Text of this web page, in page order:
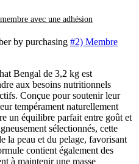
avec une adhésion
by purchasing #2) Membre
Bengal de 3,2 kg est
aux besoins nutritionnels
Conçue pour soutenir leur
tempérament naturellement
un équilibre parfait entre goût et
sélectionnés, cette
la peau et du pelage, favorisant
contient également des
à maintenir une masse